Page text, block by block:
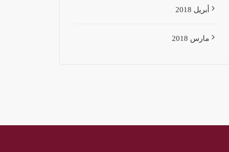
أبريل 2018
مارس 2018